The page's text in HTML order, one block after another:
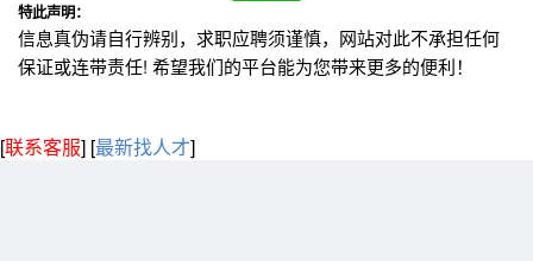
特此声明：
信息真伪请自行辨别，求职应聘须谨慎，网站对此不承担任何
保证或连带责任! 希望我们的平台能为您带来更多的便利！
[联系客服] [最新找人才]